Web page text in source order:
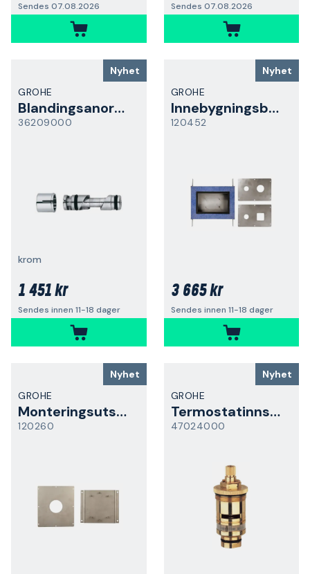
Sendes 07.08.2026 Sendes 07.08.2026
Nyhet
GROHE
Blandingsanordning
36209000
krom
1 451 kr
Sendes innen 11-18 dager
Nyhet
GROHE
Innebygningsboks
120452
3 665 kr
Sendes innen 11-18 dager
Nyhet
GROHE
Monteringsutstyr
120260
Nyhet
GROHE
Termostatinnsats
47024000